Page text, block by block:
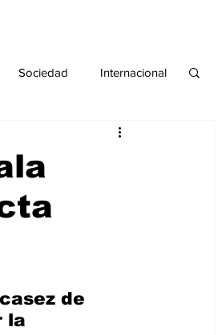
Sociedad Internacional
de
la